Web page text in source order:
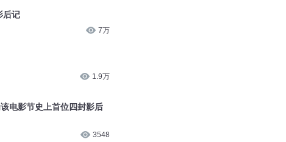
后记
7万
1.9万
电影节史上首位四封影后
3548